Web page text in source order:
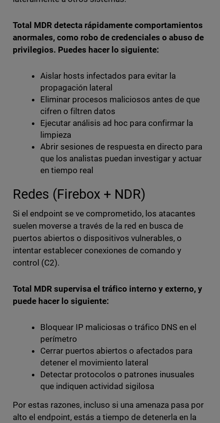
Total MDR detecta rápidamente comportamientos
anormales, como robo de credenciales o abuso de
privilegios. Puedes hacer lo siguiente:
Aislar hosts infectados para evitar la
propagación lateral
Eliminar procesos maliciosos antes de que
cifren o filtren datos
Ejecutar análisis ad hoc para confirmar la
limpieza
Abrir sesiones de respuesta en directo para
que los analistas puedan investigar y actuar
en tiempo real
Redes (Firebox + NDR)
Si el endpoint se ve comprometido, los atacantes
suelen moverse a través de la red en busca de
puertos abiertos o dispositivos vulnerables, o
intentar establecer conexiones de comando y
control (C2).
Total MDR supervisa el tráfico interno y externo, y
puede hacer lo siguiente:
Bloquear IP maliciosas o tráfico DNS en el
perímetro
Cerrar puertos abiertos o afectados para
detener el movimiento lateral
Detectar protocolos o patrones inusuales
que indiquen actividad sigilosa
Por estas razones, incluso si una amenaza pasa por
alto el endpoint, estás a tiempo de detenerla en la